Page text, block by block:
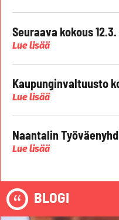
Seuraava kokous 12.3.
Lue lisää
Kaupunginvaltuusto
Lue lisää
Naantalin
Lue lisää
BLOGI